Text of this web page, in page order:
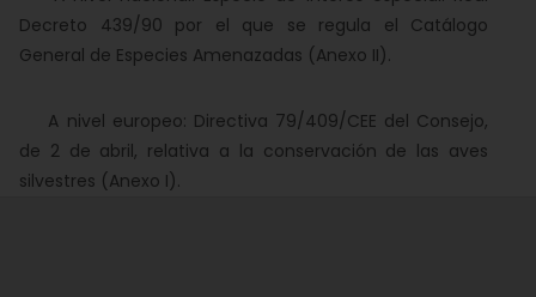
Decreto 439/90 por el que se regula el Catálogo
General de Especies Amenazadas (Anexo II).
A nivel europeo: Directiva 79/409/CEE del Consejo,
de 2 de abril, relativa a la conservación de las aves
silvestres (Anexo I).